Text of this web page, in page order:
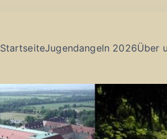
StartseiteJugendangeln 2026Über